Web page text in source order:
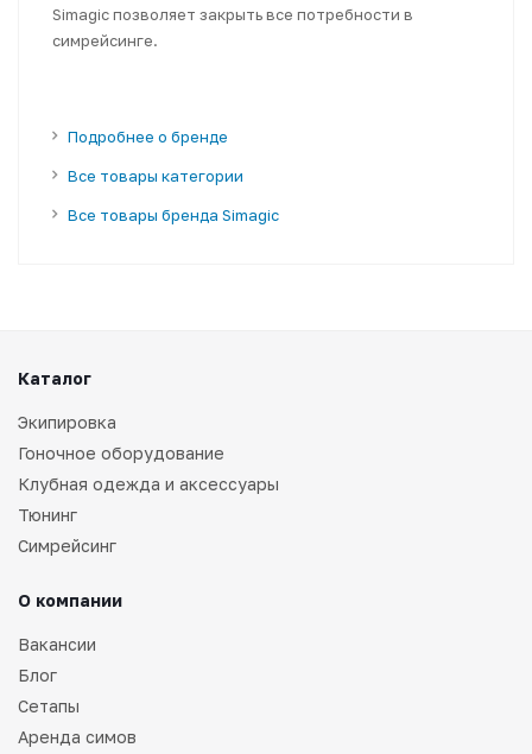
Simagic позволяет закрыть все потребности в
симрейсинге.
Подробнее о бренде
Все товары категории
Все товары бренда Simagic
Каталог
Экипировка
Гоночное оборудование
Клубная одежда и аксессуары
Тюнинг
Симрейсинг
О компании
Вакансии
Блог
Сетапы
Аренда симов